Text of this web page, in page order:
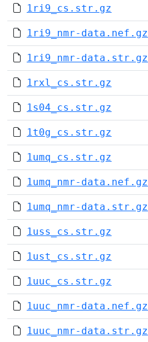
1ri9_cs.str.gz
1ri9_nmr-data.nef.gz
1ri9_nmr-data.str.gz
1rxl_cs.str.gz
1s04_cs.str.gz
1t0g_cs.str.gz
1umq_cs.str.gz
1umq_nmr-data.nef.gz
1umq_nmr-data.str.gz
1uss_cs.str.gz
1ust_cs.str.gz
1uuc_cs.str.gz
1uuc_nmr-data.nef.gz
1uuc_nmr-data.str.gz